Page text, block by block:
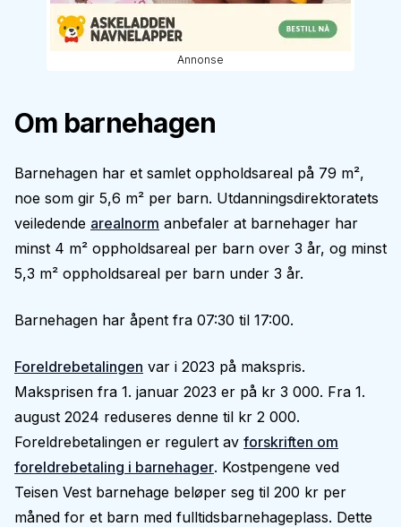
Annonse
Om barnehagen
Barnehagen har et samlet oppholdsareal på 79 m²,
noe som gir 5,6 m² per barn. Utdanningsdirektoratets
veiledende arealnorm anbefaler at barnehager har
minst 4 m² oppholdsareal per barn over 3 år, og minst
5,3 m² oppholdsareal per barn under 3 år.
Barnehagen har åpent fra 07:30 til 17:00.
Foreldrebetalingen var i 2023 på makspris.
Maksprisen fra 1. januar 2023 er på kr 3 000. Fra 1.
august 2024 reduseres denne til kr 2 000.
Foreldrebetalingen er regulert av forskriften om
foreldrebetaling i barnehager. Kostpengene ved
Teisen Vest barnehage beløper seg til 200 kr per
måned for et barn med fulltidsbarnehageplass. Dette